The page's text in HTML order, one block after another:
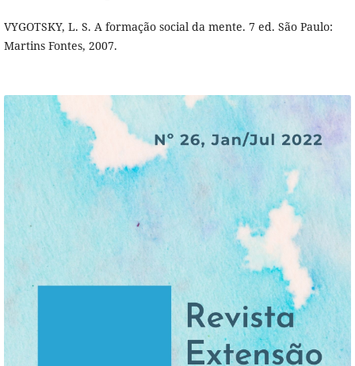
VYGOTSKY, L. S. A formação social da mente. 7 ed. São Paulo:
Martins Fontes, 2007.